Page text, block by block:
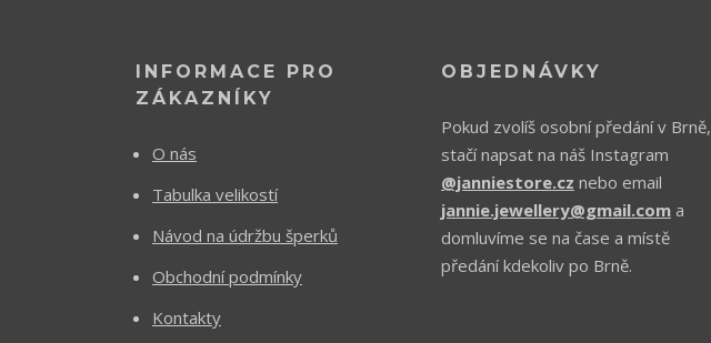
INFORMACE PRO
ZÁKAZNÍKY
O nás
Tabulka velikostí
Návod na údržbu šperků
Obchodní podmínky
Kontakty
OBJEDNÁVKY
Pokud zvolíš osobní předání v Brně,
stačí napsat na náš Instagram
@janniestore.cz nebo email
jannie.jewellery@gmail.com a
domluvíme se na čase a místě
předání kdekoliv po Brně.